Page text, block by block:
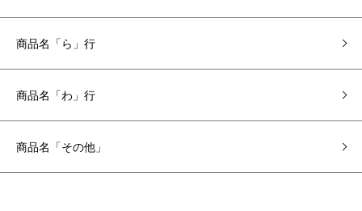
商品名「ら」行
商品名「わ」行
商品名「その他」